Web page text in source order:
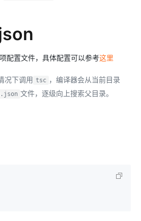
配置文件，具体配置可以参考这里
况下调用 tsc ，编译器会从当前目录
文件，逐级向上搜索父目录。